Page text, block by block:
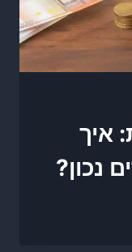
איך
נכון?